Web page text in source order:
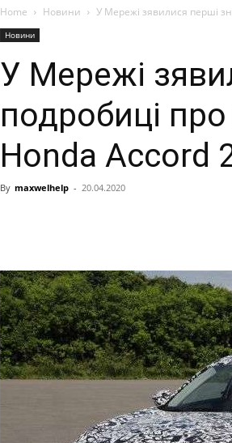
Home Новини У Мережі зявилися перші
Новини
У Мережі
подробиці
Honda Accord
By maxwelhelp - 20.04.2020